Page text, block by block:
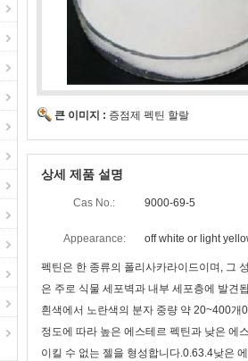
큰 이미지 : 증점제 펙틴 할랄
상세 제품 설명
Cas No.: 9000-69-5
Appearance: off white or light
펙틴은 한 종류의 폴리사카라이드이며, 그
은 주로 식물 세포벽과 내부 세포층에 발견
흰색에서 노란색의 분자 중량 약 20~400
정도에 따라 높은 에스테르 펙틴과 낮은 에
이킬 수 없는 젤을 형성합니다.0.63.4낮은